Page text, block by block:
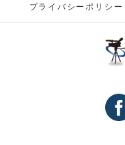
プライバシーポリシー